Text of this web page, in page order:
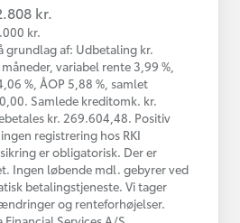
kr.
kr.
grundlag af: Udbetaling kr.
variabel rente 3,99 %,
%, ÅOP 5,88 %, samlet
Samlede kreditomk. kr.
kr. 269.604,48. Positiv
registrering hos RKI
er obligatorisk. Der er
Ingen løbende mdl. gebyrer ved
betalingstjeneste. Vi tager
og renteforhøjelser.